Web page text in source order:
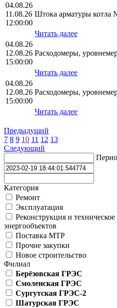
04.08.26
11.08.26
12:00:00
Штока арматуры котла
Читать далее
04.08.26
12.08.26
15:00:00
Расходомеры,
Читать далее
04.08.26
12.08.26
15:00:00
Расходомеры,
Читать далее
Предыдущий
7 8 9 10 11 12 13
Следующий
Категория
Ремонт
Эксплуатация
Реконструкция и
энергообъектов
Поставка МТР
Прочие закупки
Новое строительство
Филиал
Берёзовская ГРЭС
Смоленская ГРЭС
Сургутская ГРЭС-2
Шатурская ГРЭС